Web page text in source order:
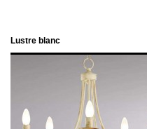
Lustre blanc